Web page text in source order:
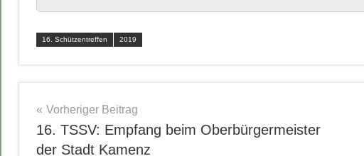
16. Schützentreffen 2019
Beitragsnavigation
Vorheriger Beitrag
16. TSSV: Empfang beim Oberbürgermeister
der Stadt Kamenz